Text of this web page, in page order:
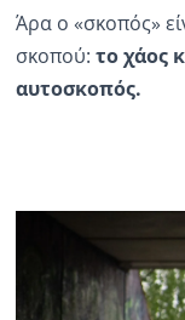
Άρα ο «σκοπός»
σκοπού: το χάος
αυτοσκοπός.